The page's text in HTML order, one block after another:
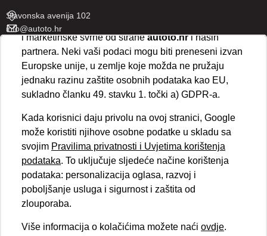
Slavonska avenija 102
info@autoto.hr
Pon - Pet 07:30-18:00
Sub 08:00-13:00
AUTOTO SPLIT
info@autoto.hr
Pon - Pet 08:00-17:00
Sub 08:00-13:00
BRZI LINKOVI
Novosti
Politika privatnosti
VELEPRODAJA
kolačića na vaš uređaj i njihovu obradu za analitičke
i marketinške svrhe od straneautoto.hri naših
partnera. Neki vaši podaci mogu biti preneseni izvan
Europske unije, u zemlje koje možda ne pružaju
jednaku razinu zaštite osobnih podataka kao EU,
sukladno članku 49. stavku 1. točki a) GDPR-a.
Kada korisnici daju privolu na ovoj stranici, Google
može koristiti njihove osobne podatke u skladu sa
svojim Pravilima privatnosti i Uvjetima korištenja
podataka. To uključuje sljedeće načine korištenja
podataka: personalizacija oglasa, razvoj i
poboljšanje usluga i sigurnost i zaštita od
zlouporaba.
Više informacija o kolačićima možete naći ovdje.